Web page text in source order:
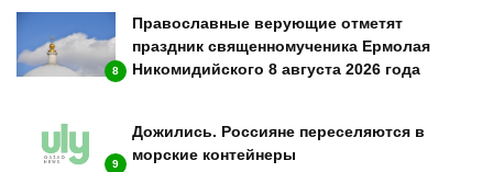
8
Православные верующие отметят
праздник священномученика Ермолая
Никомидийского 8 августа 2026 года
9
Дожились. Россияне переселяются в
морские контейнеры